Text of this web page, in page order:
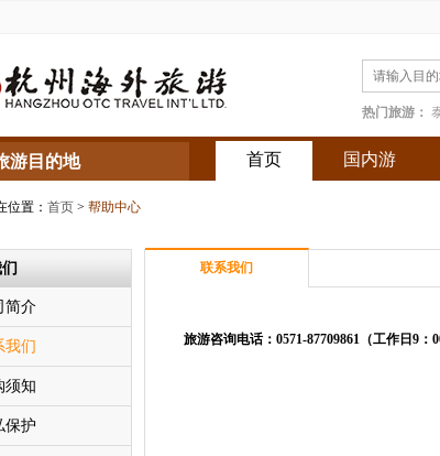
热门旅游：
首页 国内游
游目的地
位置： 首页 > 帮助中心
简介
我们
须知
保护
联系我们
旅游咨询电话：0571-87709861（工作日9：